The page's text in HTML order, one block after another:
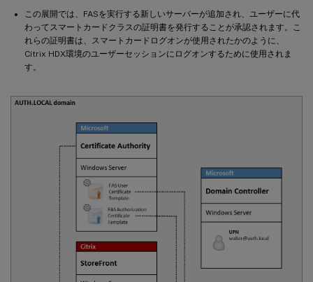
この展開では、FASを実行する新しいサーバーが追加され、ユーザーに代
わってスマートカードクラスの証明書を発行することが承認されます。こ
れらの証明書は、スマートカードログオンが使用されたかのように、
Citrix HDX環境のユーザーセッションにログオンするために使用されま
す。